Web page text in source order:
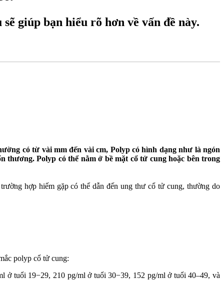
giúp bạn hiểu rõ hơn về vấn đề này.
có từ vài mm đến vài cm, Polyp có hình dạng như là ngón
thương. Polyp có thể nằm ở bề mặt cổ tử cung hoặc bên trong
hợp hiếm gặp có thể dẫn đến ung thư cổ tử cung, thường do
polyp cổ tử cung:
ở tuổi 19−29, 210 pg/ml ở tuổi 30−39, 152 pg/ml ở tuổi 40–49, và